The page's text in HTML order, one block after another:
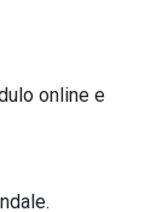
online e